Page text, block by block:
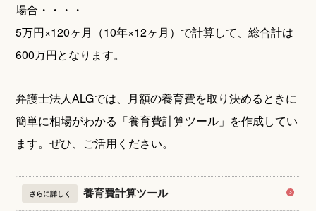
場合・・・・
5万円×120ヶ月（10年×12ヶ月）で計算して、総合計は
600万円となります。
弁護士法人ALGでは、月額の養育費を取り決めるときに
簡単に相場がわかる「養育費計算ツール」を作成してい
ます。ぜひ、ご活用ください。
さらに詳しく 養育費計算ツール